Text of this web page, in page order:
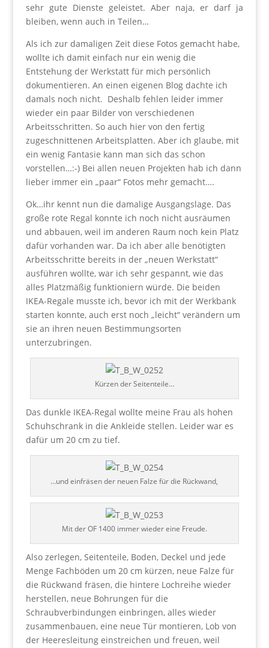
sehr gute Dienste geleistet. Aber naja, er darf ja
bleiben, wenn auch in Teilen…
Als ich zur damaligen Zeit diese Fotos gemacht habe,
wollte ich damit einfach nur ein wenig die
Entstehung der Werkstatt für mich persönlich
dokumentieren. An einen eigenen Blog dachte ich
damals noch nicht. Deshalb fehlen leider immer
wieder ein paar Bilder von verschiedenen
Arbeitsschritten. So auch hier von den fertig
zugeschnittenen Arbeitsplatten. Aber ich glaube, mit
ein wenig Fantasie kann man sich das schon
vorstellen…:-) Bei allen neuen Projekten hab ich dann
lieber immer ein „paar“ Fotos mehr gemacht….
Ok…ihr kennt nun die damalige Ausgangslage. Das
große rote Regal konnte ich noch nicht ausräumen
und abbauen, weil im anderen Raum noch kein Platz
dafür vorhanden war. Da ich aber alle benötigten
Arbeitsschritte bereits in der „neuen Werkstatt“
ausführen wollte, war ich sehr gespannt, wie das
alles Platzmäßig funktioniern würde. Die beiden
IKEA-Regale musste ich, bevor ich mit der Werkbank
starten konnte, auch erst noch „leicht“ verändern um
sie an ihren neuen Bestimmungsorten
unterzubringen.
Kürzen der Seitenteile…
Das dunkle IKEA-Regal wollte meine Frau als hohen
Schuhschrank in die Ankleide stellen. Leider war es
dafür um 20 cm zu tief.
…und einfräsen der neuen Falze für die Rückwand,
Mit der OF 1400 immer wieder eine Freude.
Also zerlegen, Seitenteile, Boden, Deckel und jede
Menge Fachböden um 20 cm kürzen, neue Falze für
die Rückwand fräsen, die hintere Lochreihe wieder
herstellen, neue Bohrungen für die
Schraubverbindungen einbringen, alles wieder
zusammenbauen, eine neue Tür montieren, Lob von
der Heeresleitung einstreichen und freuen, weil